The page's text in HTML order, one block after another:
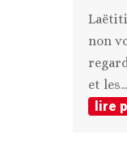
non
et les...
lire